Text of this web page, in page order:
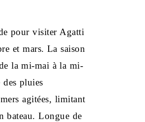
pour visiter Agatti
et mars. La saison
la mi-mai à la mi-
des pluies
agitées, limitant
bateau. Longue de